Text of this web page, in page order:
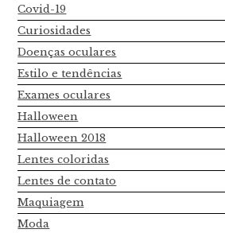
Covid-19
Curiosidades
Doenças oculares
Estilo e tendências
Exames oculares
Halloween
Halloween 2018
Lentes coloridas
Lentes de contato
Maquiagem
Moda